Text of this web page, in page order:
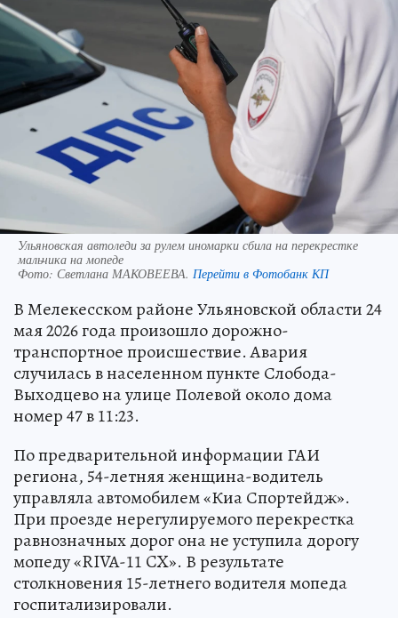
Ульяновская автоледи за рулем иномарки сбила на перекрестке
мальчика на мопеде
Фото: Светлана МАКОВЕЕВА. Перейти в Фотобанк КП
В Мелекесском районе Ульяновской области 24
мая 2026 года произошло дорожно-
транспортное происшествие. Авария
случилась в населенном пункте Слобода-
Выходцево на улице Полевой около дома
номер 47 в 11:23.
По предварительной информации ГАИ
региона, 54-летняя женщина-водитель
управляла автомобилем «Киа Спортейдж».
При проезде нерегулируемого перекрестка
равнозначных дорог она не уступила дорогу
мопеду «RIVA-11 CX». В результате
столкновения 15-летнего водителя мопеда
госпитализировали.